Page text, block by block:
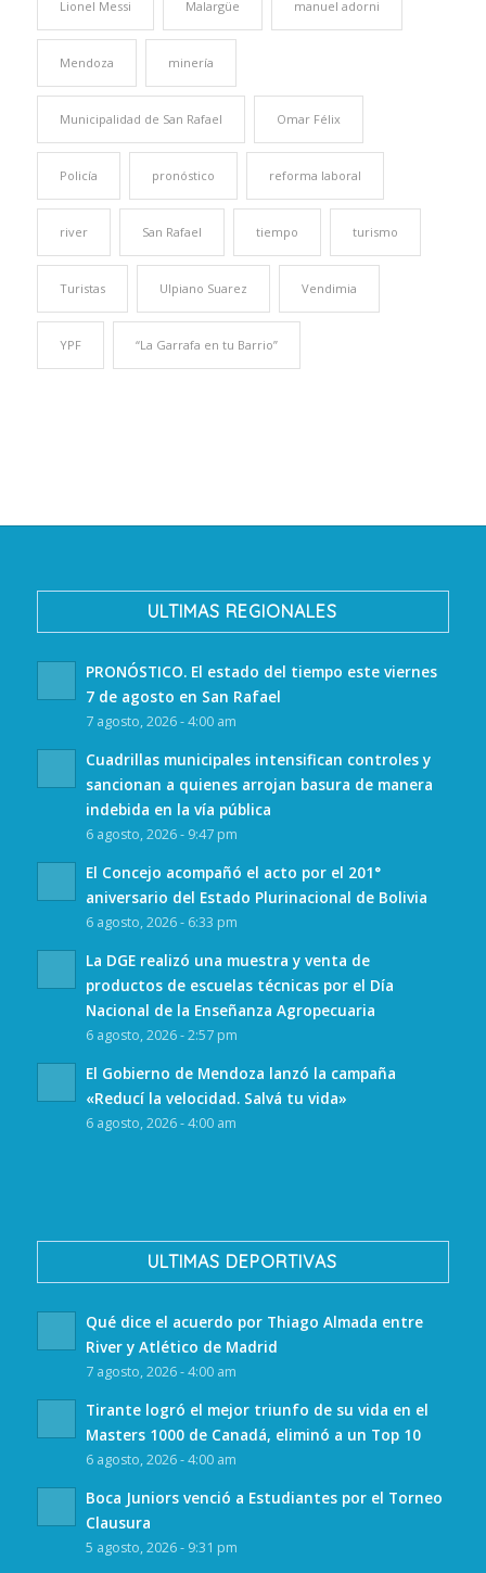
Lionel Messi Malargüe manuel adorni
Mendoza minería
Municipalidad de San Rafael Omar Félix
Policía pronóstico reforma laboral
river San Rafael tiempo turismo
Turistas Ulpiano Suarez Vendimia
YPF “La Garrafa en tu Barrio”
ULTIMAS REGIONALES
PRONÓSTICO. El estado del tiempo este viernes
7 de agosto en San Rafael
7 agosto, 2026 - 4:00 am
Cuadrillas municipales intensifican controles y
sancionan a quienes arrojan basura de manera
indebida en la vía pública
6 agosto, 2026 - 9:47 pm
El Concejo acompañó el acto por el 201°
aniversario del Estado Plurinacional de Bolivia
6 agosto, 2026 - 6:33 pm
La DGE realizó una muestra y venta de
productos de escuelas técnicas por el Día
Nacional de la Enseñanza Agropecuaria
6 agosto, 2026 - 2:57 pm
El Gobierno de Mendoza lanzó la campaña
«Reducí la velocidad. Salvá tu vida»
6 agosto, 2026 - 4:00 am
ULTIMAS DEPORTIVAS
Qué dice el acuerdo por Thiago Almada entre
River y Atlético de Madrid
7 agosto, 2026 - 4:00 am
Tirante logró el mejor triunfo de su vida en el
Masters 1000 de Canadá, eliminó a un Top 10
6 agosto, 2026 - 4:00 am
Boca Juniors venció a Estudiantes por el Torneo
Clausura
5 agosto, 2026 - 9:31 pm